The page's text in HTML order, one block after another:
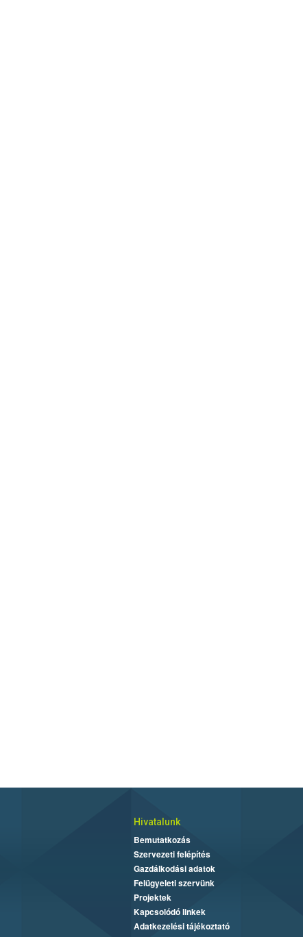
Hivatalunk
Bemutatkozás
Szervezeti felépítés
Gazdálkodási adatok
Felügyeleti szervünk
Projektek
Kapcsolódó linkek
Adatkezelési tájékoztató